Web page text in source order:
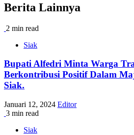
Berita Lainnya
2 min read
Siak
Bupati Alfedri Minta Warga
Berkontribusi Positif Dalam
Siak.
Januari 12, 2024 Editor
3 min read
Siak